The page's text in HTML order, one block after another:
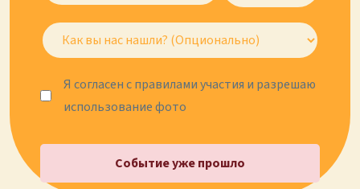
Я согласен с правилами участия и разрешаю
использование фото
Событие уже прошло